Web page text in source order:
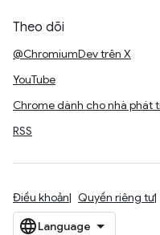
Theo dõi
@ChromiumDev trên X
YouTube
Chrome dành cho nhà phát
RSS
Điều khoản Quyền riêng tư